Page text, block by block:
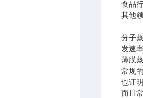
食品
其他
分子
发速
薄膜
常规
也证
而且